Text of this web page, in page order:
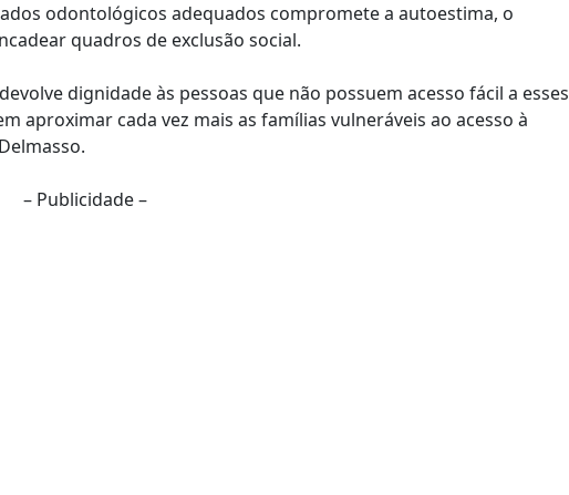
odontológicos adequados compromete a autoestima, o
quadros de exclusão social.
dignidade às pessoas que não possuem acesso fácil a esses
aproximar cada vez mais as famílias vulneráveis ao acesso à
– Publicidade –